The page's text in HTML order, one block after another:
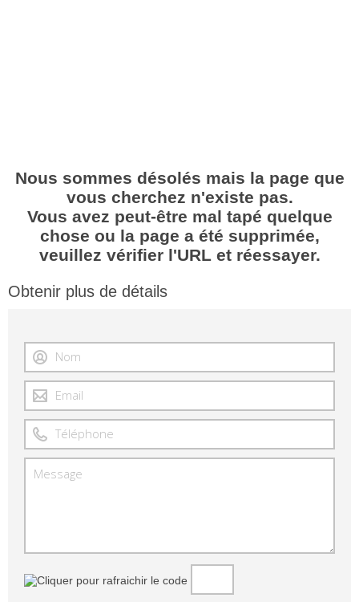
Nous sommes désolés mais la page que
vous cherchez n'existe pas.
Vous avez peut-être mal tapé quelque
chose ou la page a été supprimée,
veuillez vérifier l'URL et réessayer.
Obtenir plus de détails